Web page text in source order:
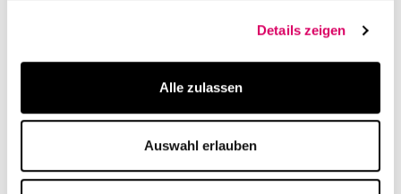
Details zeigen
Alle zulassen
Auswahl erlauben
Deutschland genutzt.“ Für Timo Brehme erweist sich der
neue Möglichkeitsraum als Office-Konzept der Zukunft:
„In seiner Modernität ist hier eine spannende Corporate
Identifikation für Partner, Mitarbeiter und Kunden